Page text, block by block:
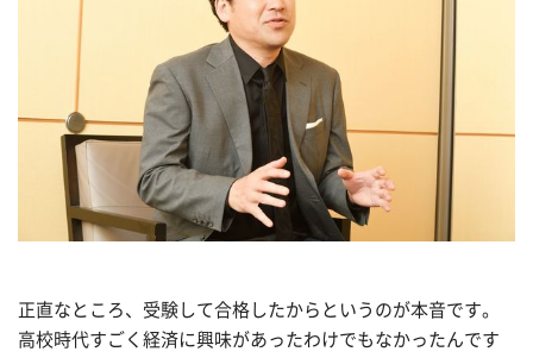
正直なところ、受験して合格したからというのが本音です。
高校時代すごく経済に興味があったわけでもなかったんです